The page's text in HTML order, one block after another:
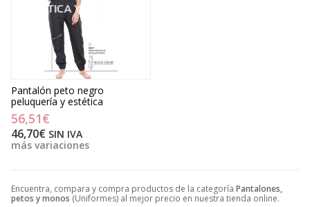
Encuentra, compara y compra productos de la categoría Pantalones,
petos y monos (Uniformes) al mejor precio en nuestra tienda online.
Pantalón peto negro
peluquería y estética
56,51€
46,70€ SIN IVA
más variaciones